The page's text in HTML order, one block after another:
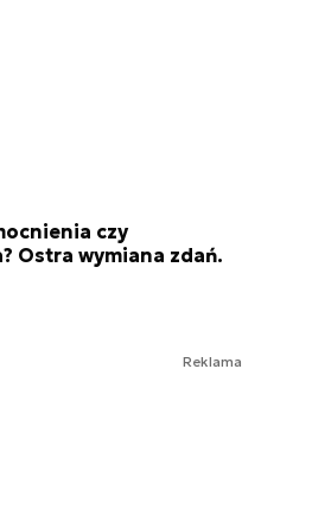
czy
Ostra wymiana zdań.
Reklama